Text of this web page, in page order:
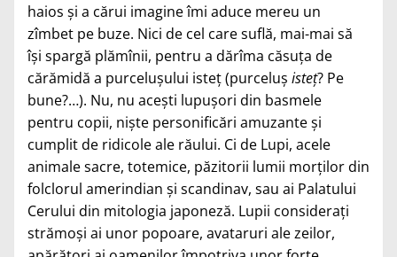
haios şi a cărui imagine îmi aduce mereu un
zîmbet pe buze. Nici de cel care suflă, mai-mai să
îşi spargă plămînii, pentru a dărîma căsuţa de
cărămidă a purceluşului isteţ (purceluş isteţ? Pe
bune?…). Nu, nu aceşti lupuşori din basmele
pentru copii, nişte personificări amuzante şi
cumplit de ridicole ale răului. Ci de Lupi, acele
animale sacre, totemice, păzitorii lumii morţilor din
folclorul amerindian şi scandinav, sau ai Palatului
Cerului din mitologia japoneză. Lupii consideraţi
strămoşi ai unor popoare, avataruri ale zeilor,